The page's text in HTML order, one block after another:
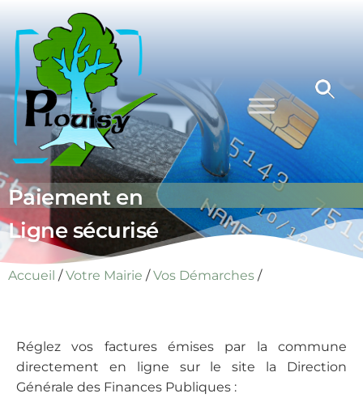
Commune
de Plouisy
Guingamp
Paiement en
Ligne sécurisé
Accueil /Votre Mairie /Vos Démarches /
Réglez vos factures émises par la commune
directement en ligne sur le site la Direction
Générale des Finances Publiques :